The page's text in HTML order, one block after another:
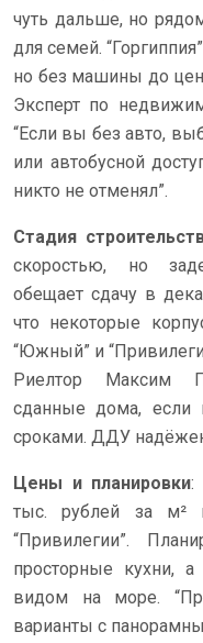
чуть дальше, но
для семей.
но без машины до
Эксперт по
“Если вы без авто,
или автобусной
никто не отменял”.
Стадия
скоростью, но
обещает сдачу в
что некоторые
“Южный” и
Риелтор Максим
сданные дома, если
сроками. ДДУ
Цены и планировки:
тыс. рублей за м²
“Привилегии”.
просторные кухни,
видом на море.
варианты с